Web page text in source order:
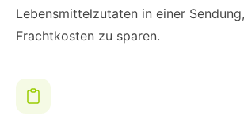
Lebensmittelzutaten in einer
Frachtkosten zu sparen.